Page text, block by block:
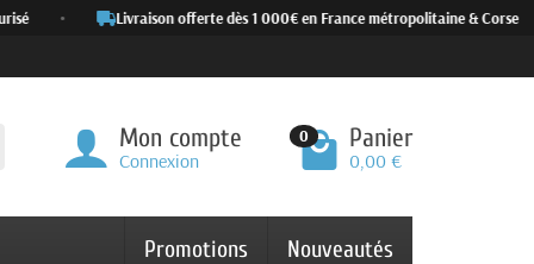
Livraison offerte dès 1 000€ en France métropolitaine & Corse
Mon compte
Connexion
0 Panier
0,00 €
Promotions Nouveautés